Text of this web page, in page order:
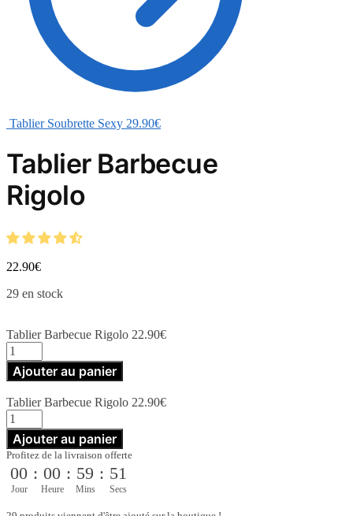
Tablier Soubrette Sexy 29.90€
Tablier Barbecue
Rigolo
22.90€
29 en stock
Tablier Barbecue Rigolo 22.90€
quantité
de
Tablier
Rigolo
Ajouter au panier
Tablier Barbecue Rigolo 22.90€
quantité
de
Tablier
Barbecue
Rigolo
Ajouter au panier
Profitez de la livraison offerte
00
Jour
: 00
Heure
: 59
Mins
: 50
Secs